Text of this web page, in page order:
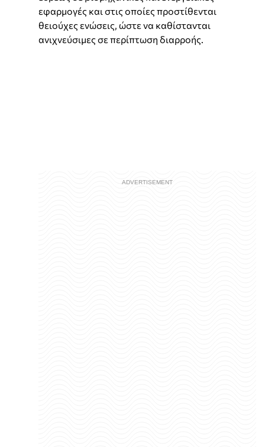
εφαρμογές και στις οποίες προστίθενται
θειούχες ενώσεις, ώστε να καθίστανται
ανιχνεύσιμες σε περίπτωση διαρροής.